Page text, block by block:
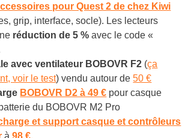
pour Quest 2 de chez Kiwi
grip, interface, socle). Les lecteurs
réduction de 5 % avec le code «
avec ventilateur BOBOVR F2 (ça
voir le test) vendu autour de50 €
BOBOVR D2 à 49 € pour casque
du BOBOVR M2 Pro
et support casque et contrôleurs
à 98 €.